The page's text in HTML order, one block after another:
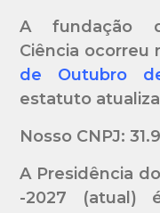
A fundação
Ciência ocorreu
de Outubro
estatuto
Nosso CNPJ:
A Presidência
-2027 (atual)